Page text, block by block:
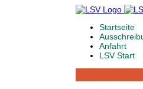
Startseite
Anfahrt
LSV Start